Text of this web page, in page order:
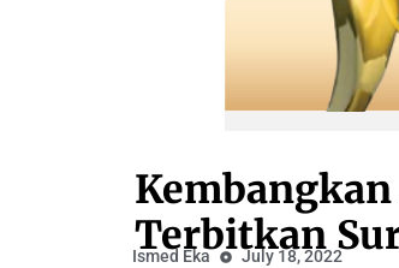
Terbitkan
Ismed Eka July 18, 2022